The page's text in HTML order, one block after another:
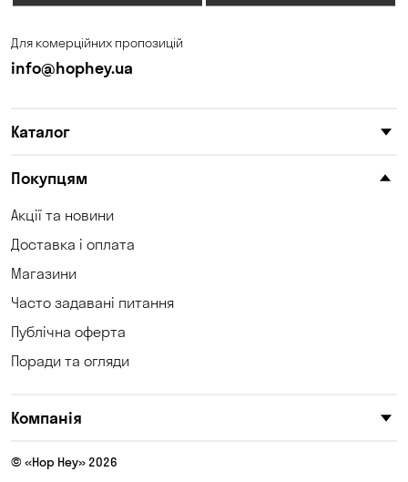
Для комерційних пропозицій
info@hophey.ua
Каталог
Покупцям
Акції та новини
Доставка і оплата
Магазини
Часто задавані питання
Публічна оферта
Поради та огляди
Компанія
© «Hop Hey» 2026